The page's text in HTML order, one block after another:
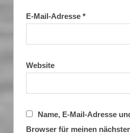
E-Mail-Adresse *
Website
Name, E-Mail-Adresse
Browser für meinen